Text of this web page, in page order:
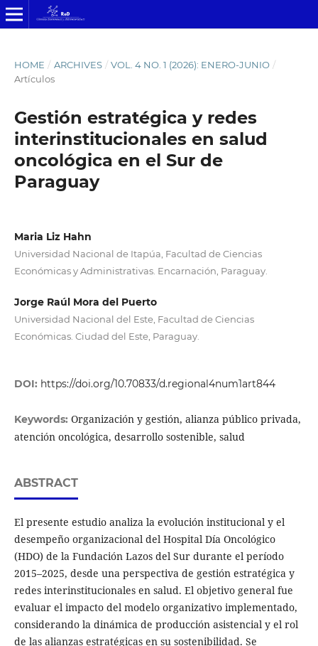
HOME / ARCHIVES / VOL. 4 NO. 1 (2026): ENERO-JUNIO /
Artículos
Gestión estratégica y redes
interinstitucionales en salud
oncológica en el Sur de
Paraguay
Maria Liz Hahn
Universidad Nacional de Itapúa, Facultad de Ciencias
Económicas y Administrativas. Encarnación, Paraguay.
Jorge Raúl Mora del Puerto
Universidad Nacional del Este, Facultad de Ciencias
Económicas. Ciudad del Este, Paraguay.
DOI: https://doi.org/10.70833/d.regional4num1art844
Keywords: Organización y gestión, alianza público privada,
atención oncológica, desarrollo sostenible, salud
ABSTRACT
El presente estudio analiza la evolución institucional y el
desempeño organizacional del Hospital Día Oncológico
(HDO) de la Fundación Lazos del Sur durante el período
2015–2025, desde una perspectiva de gestión estratégica y
redes interinstitucionales en salud. El objetivo general fue
evaluar el impacto del modelo organizativo implementado,
considerando la dinámica de producción asistencial y el rol
de las alianzas estratégicas en su sostenibilidad. Se